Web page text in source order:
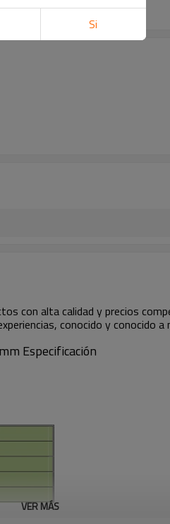
con alta calidad y precios
conocido y conocido
Especificación
VER MÁS
Si